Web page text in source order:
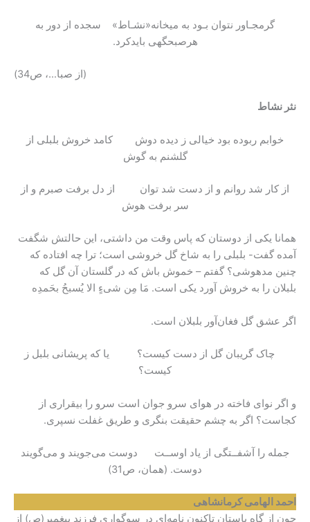
گرمجـاور نتوان بـود به میخانه«نشـاط» سجده از دور به
هرصبحگهی بایدکرد.
(از صبا…، ص34)
نثر نشاط
خوابم ربوده بود خیالی ز دیده دوش کامد خروش بلبلی از
گلشنم به گوش
از کار شد روانم و از دست شد توان از دل برفت صبرم و از
سر برفت هوش
همانا یکی از دوستان که پاس وقت من داشتی، این حالتش شگفت
آمده گفت- بلبلی را به شاخ گل خروشی است؛ ترا چه افتاده که
چنین مدهوشی؟ گفتم – خموش باش که در گلستان آن گل که
بلبلان را به خروش آورد یکی است. مَا مِن شیءٍ الا یُسبحُ بحَمدِه
اگر عشق گل فغان‌آور بلبلان است.
چاک گریبان گل از دست کیست؟ یا که پریشانی بلبل ز
کیست؟
و اگر نوای فاخته در هوای سرو جوان است سرو را بیقراری از
کجاست؟ اگر به چشم حقیقت بنگری و طریق غفلت نسپری.
جمله را آشفــتگی از یاد اوســت دوست می‌جویند و می‌گویند
دوست. (همان، ص31)
احمد الهامی کرمانشاهی
چون از گاه باستان تاکنون نامه‌ای در سوگواری فرزند پیغمبر(ص) از